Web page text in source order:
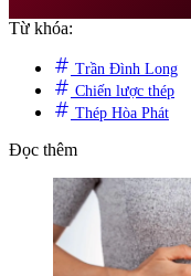
Từ khóa:
Trần Đình Long
Chiến lược thép
Thép Hòa Phát
Đọc thêm